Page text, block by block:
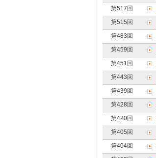
第517回
第515回
第483回
第459回
第451回
第443回
第439回
第428回
第420回
第405回
第404回